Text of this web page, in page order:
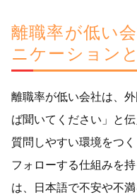
離職率が低い
ニケーション
離職率が低い会社は、
ば聞いてください」と
質問しやすい環境をつ
フォローする仕組みを
は、日本語で不安や不